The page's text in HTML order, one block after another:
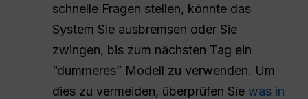
schnelle Fragen stellen, könnte das
System Sie ausbremsen oder Sie
zwingen, bis zum nächsten Tag ein
“dümmeres” Modell zu verwenden. Um
dies zu vermeiden, überprüfen Sie was in